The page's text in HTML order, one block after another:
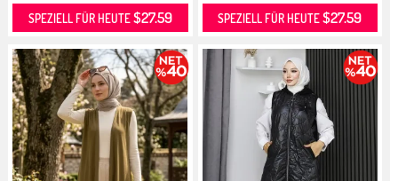
SPEZIELL FÜR HEUTE$27.59 SPEZIELL FÜR HEUTE$27.59